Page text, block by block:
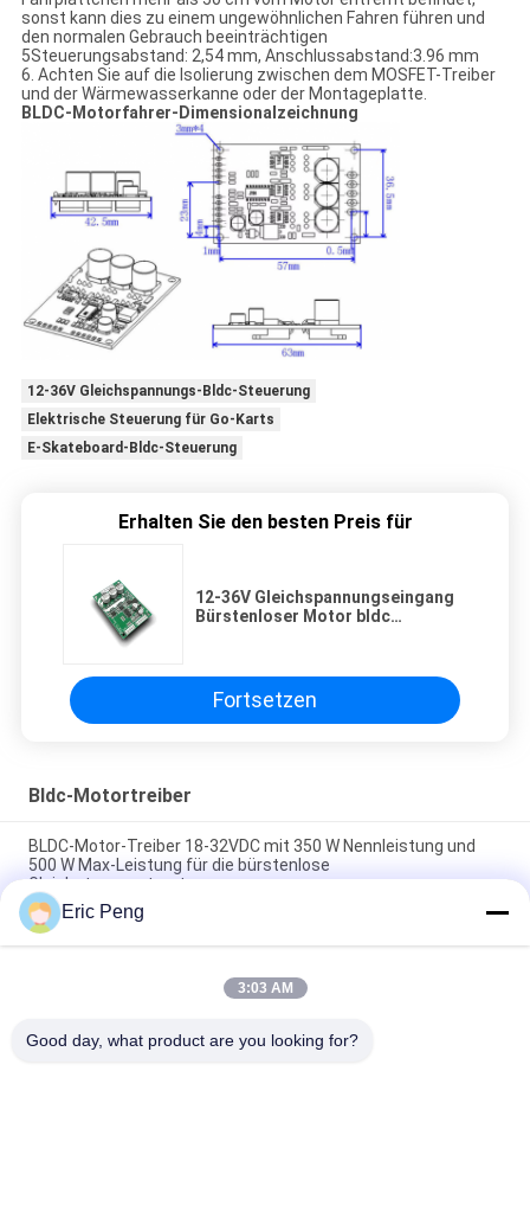
sonst kann dies zu einem ungewöhnlichen Fahren führen und
den normalen Gebrauch beeinträchtigen
5Steuerungsabstand: 2,54 mm, Anschlussabstand:3.96 mm
6. Achten Sie auf die Isolierung zwischen dem MOSFET-Treiber
und der Wärmewasserkanne oder der Montageplatte.
BLDC-Motorfahrer-Dimensionalzeichnung
12-36V Gleichspannungs-Bldc-Steuerung
Elektrische Steuerung für Go-Karts
E-Skateboard-Bldc-Steuerung
Erhalten Sie den besten Preis für
12-36V Gleichspannungseingang
Bürstenloser Motor bldc
Fortsetzen
Bldc-Motortreiber
BLDC-Motor-Treiber 18-32VDC mit 350 W Nennleistung und
500 W Max-Leistung für die bürstenlose
Gleichstrommotorsteuerung
36-70V BLDC Motor Driver mit 0-5V Geschwindigkeitsregelung
und Rechteckwelle für industrielle Anwendungen
24V 350W 15A BLDC-Motorantrieb für industrielle Verwendung
Eric Peng
3:03 AM
Good day, what product are you looking for?